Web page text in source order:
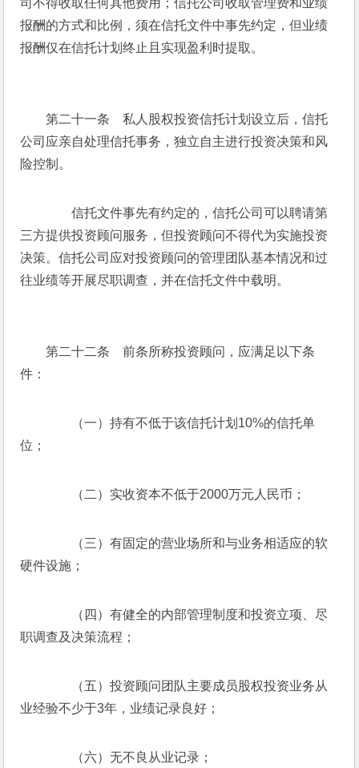
司不得收取任何其他费用；信托公司收取管理费和业绩
报酬的方式和比例，须在信托文件中事先约定，但业绩
报酬仅在信托计划终止且实现盈利时提取。
第二十一条　私人股权投资信托计划设立后，信托
公司应亲自处理信托事务，独立自主进行投资决策和风
险控制。
信托文件事先有约定的，信托公司可以聘请第
三方提供投资顾问服务，但投资顾问不得代为实施投资
决策。信托公司应对投资顾问的管理团队基本情况和过
往业绩等开展尽职调查，并在信托文件中载明。
第二十二条　前条所称投资顾问，应满足以下条
件：
（一）持有不低于该信托计划10%的信托单
位；
（二）实收资本不低于2000万元人民币；
（三）有固定的营业场所和与业务相适应的软
硬件设施；
（四）有健全的内部管理制度和投资立项、尽
职调查及决策流程；
（五）投资顾问团队主要成员股权投资业务从
业经验不少于3年，业绩记录良好；
（六）无不良从业记录；